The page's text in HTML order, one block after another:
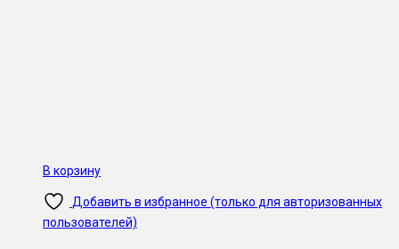
В корзину
Добавить в избранное (только для авторизованных
пользователей)